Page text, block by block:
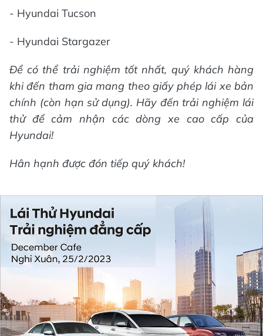
- Hyundai Tucson
- Hyundai Stargazer
Để có thể trải nghiệm tốt nhất, quý khách hàng
khi đến tham gia mang theo giấy phép lái xe bản
chính (còn hạn sử dụng). Hãy đến trải nghiệm lái
thử để cảm nhận các dòng xe cao cấp của
Hyundai!
Hân hạnh được đón tiếp quý khách!